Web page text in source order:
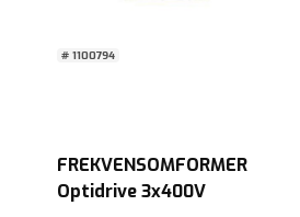
# 1100794
FREKVENSOMFORMER
Optidrive 3x400V